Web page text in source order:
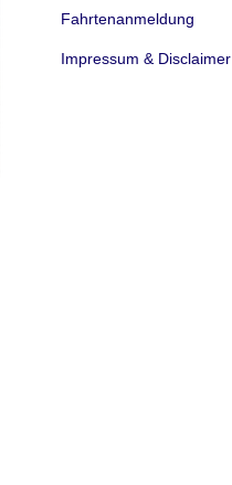
Fahrtenanmeldung
Impressum & Disclaimer